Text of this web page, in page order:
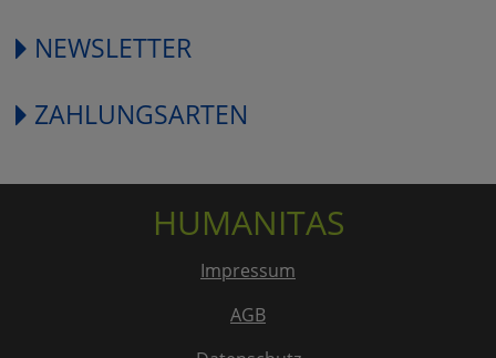
NEWSLETTER
ZAHLUNGSARTEN
HUMANITAS
Impressum
AGB